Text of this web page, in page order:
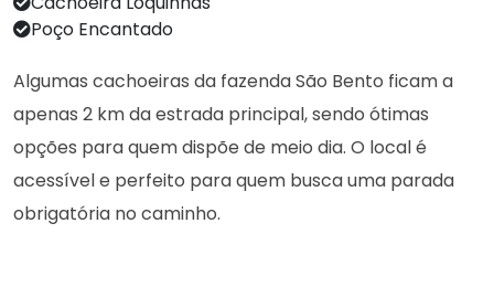
Poço Encantado
Algumas cachoeiras da fazenda São Bento ficam a
apenas 2 km da estrada principal, sendo ótimas
opções para quem dispõe de meio dia. O local é
acessível e perfeito para quem busca uma parada
obrigatória no caminho.